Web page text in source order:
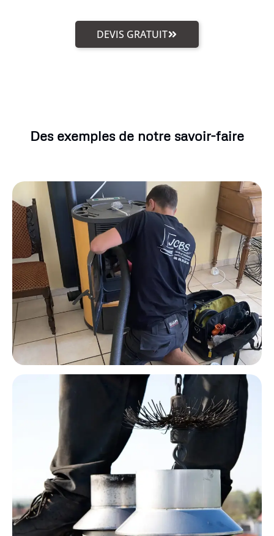
DEVIS GRATUIT
Des exemples de notre savoir-faire